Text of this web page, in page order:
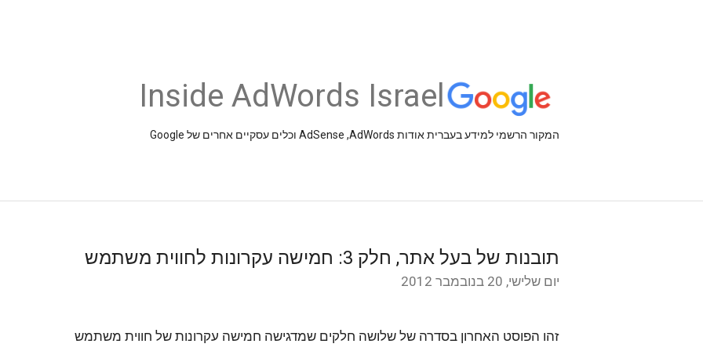
Inside AdWords Israel
המקור הרשמי למידע בעברית אודות AdSense ,AdWords וכלים עסקיים אחרים של Google
תובנות של בעל אתר, חלק 3: חמישה עקרונות לחווית משתמש
יום שלישי, 20 בנובמבר 2012
זהו הפוסט האחרון בסדרה של שלושה חלקים שמדגישה חמישה עקרונות של חווית משתמש